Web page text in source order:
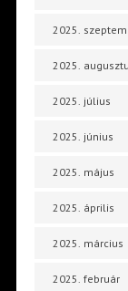
2025.
2025.
2025. július
2025. június
2025. május
2025. április
2025. március
2025. február